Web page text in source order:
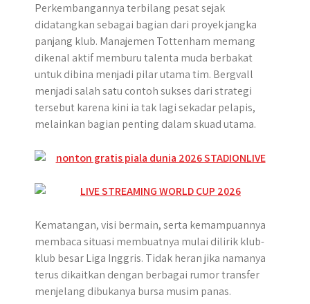
Perkembangannya terbilang pesat sejak
didatangkan sebagai bagian dari proyek jangka
panjang klub. Manajemen Tottenham memang
dikenal aktif memburu talenta muda berbakat
untuk dibina menjadi pilar utama tim. Bergvall
menjadi salah satu contoh sukses dari strategi
tersebut karena kini ia tak lagi sekadar pelapis,
melainkan bagian penting dalam skuad utama.
Kematangan, visi bermain, serta kemampuannya
membaca situasi membuatnya mulai dilirik klub-
klub besar Liga Inggris. Tidak heran jika namanya
terus dikaitkan dengan berbagai rumor transfer
menjelang dibukanya bursa musim panas.